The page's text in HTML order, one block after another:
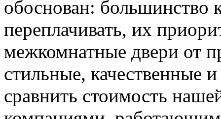
обоснован: большинство
переплачивать, их
межкомнатные двери от
стильные, качественные
сравнить стоимость